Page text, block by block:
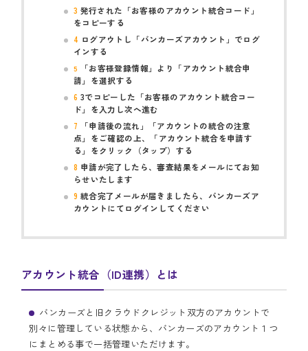
3 発行された「お客様のアカウント統合コード」
をコピーする
4 ログアウトし「バンカーズアカウント」でログ
インする
5
「お客様登録情報」より「アカウント統合申
請」を選択する
6 3でコピーした「お客様のアカウント統合コー
ド」を入力し次へ進む
7
「申請後の流れ」「アカウントの統合の注意
点」をご確認の上、「アカウント統合を申請す
る」をクリック（タップ）する
8 申請が完了したら、審査結果をメールにてお知
らせいたします
9 統合完了メールが届きましたら、バンカーズア
カウントにてログインしてください
アカウント統合（ID連携）とは
バンカーズと旧クラウドクレジット双方のアカウントで
別々に管理している状態から、バンカーズのアカウント１つ
にまとめる事で一括管理いただけます。